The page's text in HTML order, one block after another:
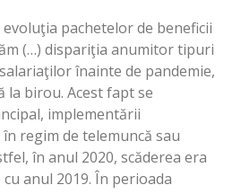
pachetelor de beneficii
(…) dispariţia anumitor tipuri
înainte de pandemie,
la birou. Acest fapt se
implementării
regim de telemuncă sau
în anul 2020, scăderea era
anul 2019. În perioada